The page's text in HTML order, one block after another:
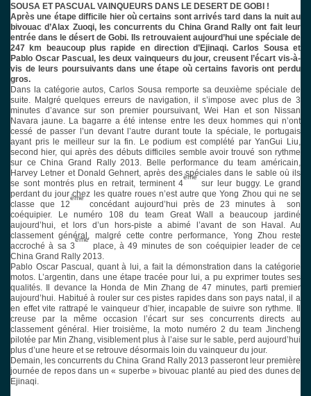
SOUSA ET PASCUAL VAINQUEURS DANS LE DESERT DE GOBI !
Après une étape difficile hier où certains sont arrivés tard dans la nuit au
bivouac d’Alax Zuoqi, les concurrents du China Grand Rally ont fait leur
entrée dans le désert de Gobi. Ils retrouvaient aujourd’hui une spéciale de
247 km beaucoup plus rapide en direction d’Ejinaqi. Carlos Sousa et
Pablo Oscar Pascual, les deux vainqueurs du jour, creusent l’écart vis-à-
vis de leurs poursuivants dans une étape où certains favoris ont perdu
gros.
Dans la catégorie autos, Carlos Sousa remporte sa deuxième spéciale de
suite. Malgré quelques erreurs de navigation, il s’impose avec plus de 3
minutes d’avance sur son premier poursuivant, Wei Han et son Nissan
Navara jaune. La bagarre a été intense entre les deux hommes qui n’ont
cessé de passer l’un devant l’autre durant toute la spéciale, le portugais
ayant pris le meilleur sur la fin. Le podium est complété par YanGui Liu,
second hier, qui après des débuts difficiles semble avoir trouvé son rythme
sur ce China Grand Rally 2013. Belle performance du team américain,
Harvey Letner et Donald Gehnert, après des spéciales dans le sable où ils
se sont montrés plus en retrait, terminent 4
ème
sur leur buggy. Le grand
perdant du jour chez les quatre roues n’est autre que Yong Zhou qui ne se
classe que 12
ème
concédant aujourd’hui près de 23 minutes à
son
coéquipier. Le numéro 108 du team Great Wall a beaucoup jardiné
aujourd’hui, et lors d’un hors-piste a abimé l’avant de son Haval. Au
classement général, malgré cette contre performance, Yong Zhou reste
accroché à sa 3
ème
place, à 49 minutes de son coéquipier leader de ce
China Grand Rally 2013.
Pablo Oscar Pascual, quant à lui, a fait la démonstration dans la catégorie
motos. L’argentin, dans une étape tracée pour lui, a pu exprimer toutes ses
qualités. Il devance la Honda de Min Zhang de 47 minutes, parti premier
aujourd’hui. Habitué à rouler sur ces pistes rapides dans son pays natal, il a
en effet vite rattrapé le vainqueur d’hier, incapable de suivre son rythme. Il
creuse par la même occasion l’écart sur ses concurrents directs au
classement général. Hier troisième, la moto numéro 2 du team Jincheng
pilotée par Min Zhang, visiblement plus à l’aise sur le sable, perd aujourd’hui
plus d’une heure et se retrouve désormais loin du vainqueur du jour.
Demain, les concurrents du China Grand Rally 2013 passeront leur première
journée de repos dans un « superbe » bivouac planté au pied des dunes de
Ejinaqi.